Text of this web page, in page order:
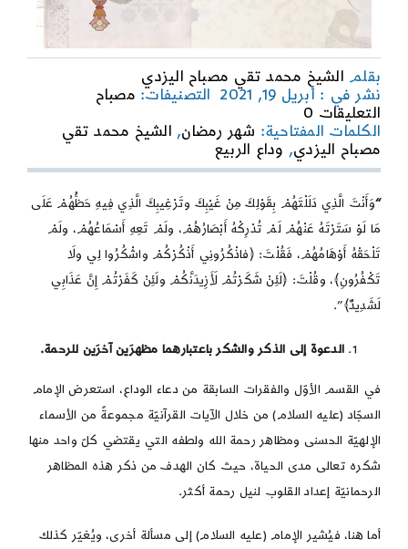
بقلم الشيخ محمد تقي مصباح اليزدي
نشر في : أبريل 19, 2021
التصنيفات: مصباح
التعليقات 0
on
اذكروني
لكي
أذكركم
الكلمات المفتاحية: شهر رمضان, الشيخ محمد تقي
مصباح اليزدي, وداع الربيع
“وَأَنْتَ الَّذِي دَلَلْتَهُمْ بِقَوْلِكَ مِنْ غَيْبِكَ وتَرْغِيبِكَ الَّذِي فِيهِ حَظُّهُمْ عَلَى
مَا لَوْ سَتَرْتَهُ عَنْهُمْ لَمْ تُدْرِكْهُ أَبْصَارُهُمْ، ولَمْ تَعِهِ أَسْمَاعُهُمْ، ولَمْ
تَلْحَقْهُ أَوْهَامُهُمْ، فَقُلْتَ: ﴿فاذْكُرُونِي أَذْكُرْكُمْ واشْكُرُوا لِي ولَا
تَكْفُرُونِ﴾، وقُلْتَ: ﴿لَئِنْ شَكَرْتُمْ لَأَزِيدَنَّكُمْ ولَئِنْ كَفَرْتُمْ إِنَّ عَذَابِي
لَشَدِيدٌ﴾”.
الدعوة إلى الذكر والشكر باعتبارهما مظهرَين آخرَين للرحمة.
في القسم الأوّل والفقرات السابقة من دعاء الوداع، استعرض الإمام
السجّاد (عليه السلام) من خلال الآيات القرآنيّة مجموعةً من الأسماء
الإلهيّة الحسنى ومظاهر رحمة الله ولطفه التي يقتضي كلّ واحد منها
شكره تعالى مدى الحياة، حيث كان الهدف من ذكر هذه المظاهر
الرحمانيّة إعداد القلوب لنيل رحمة أكثر.
أما هنا، فيُشير الإمام (عليه السلام) إلى مسألة أخرى، ويُغيّر كذلك